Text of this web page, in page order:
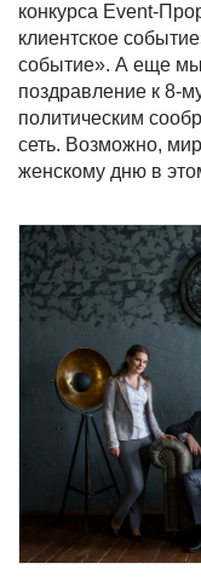
конкурса Event-
клиентское
событие». А еще мы
поздравление к 8-
политическим
сеть. Возможно,
женскому дню в